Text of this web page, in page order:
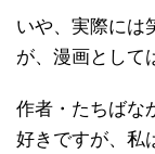
いや、実際には
が、漫画として
作者・たちばな
好きですが、私